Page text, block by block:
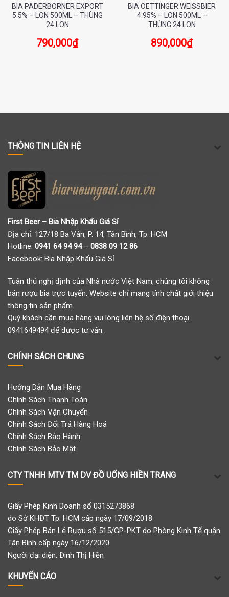
BIA PADERBORNER EXPORT
5.5% – LON 500ML – THÙNG
24 LON
790,000₫
BIA OETTINGER WEISSBIER
4.95% – LON 500ML –
THÙNG 24 LON
890,000₫
THÔNG TIN LIÊN HỆ
First Beer – Bia Nhập Khẩu Giá Sỉ
Địa chỉ: 127/18 Ba Vân, P. 14, Tân Bình, Tp. HCM
Hotline: 0941 64 94 94– 0838 09 12 86
Facebook: Bia Nhập Khẩu Giá Sỉ
Tuân thủ nghị định của Nhà nước Việt Nam, chúng tôi không
bán rượu bia trực tuyến. Website chỉ mang tính chất giới thiệu
thông tin sản phẩm.
Quý khách cần mua hàng vui lòng liên hệ số điện thoại
0941649494 để được tư vấn.
CHÍNH SÁCH CHUNG
Hướng Dẫn Mua Hàng
Chính Sách Thanh Toán
Chính Sách Vận Chuyển
Chính Sách Đổi Trả Hàng Hoá
Chính Sách Bảo Hành
Chính Sách Bảo Mật
CTY TNHH MTV TM DV ĐỒ UỐNG HIỀN TRANG
Giấy Phép Kinh Doanh số 0315273868
do Sở KHĐT Tp. HCM cấp ngày 17/09/2018
Giấy Phép Bán Lẻ Rượu số 515/GP-PKT do Phòng Kinh Tế quận
Tân Bình cấp ngày 16/12/2020
Người đại diện: Đinh Thị Hiền
KHUYẾN CÁO